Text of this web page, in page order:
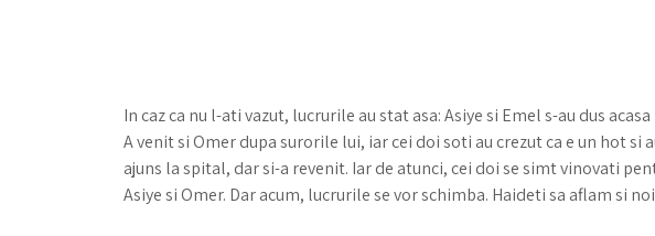
In caz ca nu l-ati vazut, lucrurile au stat asa: Asiye si Emel s-au dus
A venit si Omer dupa surorile lui, iar cei doi soti au crezut ca e un hot si
ajuns la spital, dar si-a revenit. Iar de atunci, cei doi se simt vinovati
Asiye si Omer. Dar acum, lucrurile se vor schimba. Haideti sa aflam si